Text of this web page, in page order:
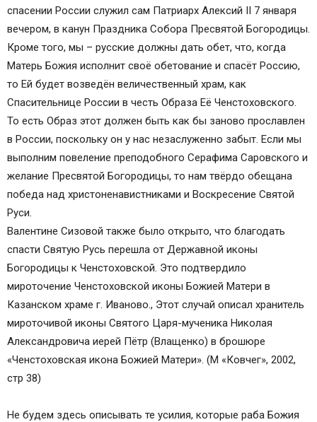
спасении России служил сам Патриарх Алексий II 7 января
вечером, в канун Праздника Собора Пресвятой Богородицы.
Кроме того, мы – русские должны дать обет, что, когда
Матерь Божия исполнит своё обетование и спасёт Россию,
то Ей будет возведён величественный храм, как
Спасительнице России в честь Образа Её Ченстоховского.
То есть Образ этот должен быть как бы заново прославлен
в России, поскольку он у нас незаслуженно забыт. Если мы
выполним повеление преподобного Серафима Саровского и
желание Пресвятой Богородицы, то нам твёрдо обещана
победа над христоненавистниками и Воскресение Святой
Руси.
Валентине Сизовой также было открыто, что благодать
спасти Святую Русь перешла от Державной иконы
Богородицы к Ченстоховской. Это подтвердило
мироточение Ченстоховской иконы Божией Матери в
Казанском храме г. Иваново., Этот случай описал хранитель
мироточивой иконы Святого Царя-мученика Николая
Александровича иерей Пётр (Влащенко) в брошюре
«Ченстоховская икона Божией Матери». (М «Ковчег», 2002,
стр 38)
Не будем здесь описывать те усилия, которые раба Божия